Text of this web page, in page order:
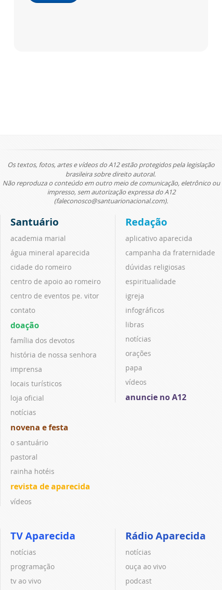
Os textos, fotos, artes e vídeos do A12 estão protegidos pela legislação
brasileira sobre direito autoral.
Não reproduza o conteúdo em outro meio de comunicação, eletrônico ou
impresso, sem autorização expressa do A12
(faleconosco@santuarionacional.com).
Santuário
academia marial
água mineral aparecida
cidade do romeiro
centro de apoio ao romeiro
centro de eventos pe. vitor
contato
doação
família dos devotos
história de nossa senhora
imprensa
locais turísticos
loja oficial
notícias
novena e festa
o santuário
pastoral
rainha hotéis
revista de aparecida
vídeos
Redação
aplicativo aparecida
campanha da fraternidade
dúvidas religiosas
espiritualidade
igreja
infográficos
libras
notícias
orações
papa
vídeos
anuncie no A12
TV Aparecida
notícias
programação
tv ao vivo
Rádio Aparecida
notícias
ouça ao vivo
podcast